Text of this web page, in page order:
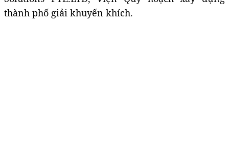
thành phố giải khuyến khích.